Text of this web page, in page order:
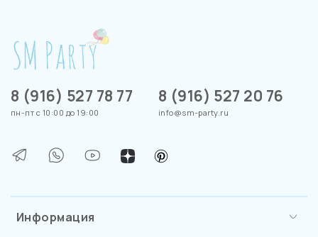
Информация
8 (916) 527 78 77
пн-пт с 10:00 до 19:00
8 (916) 527 20 76
info@sm-party.ru